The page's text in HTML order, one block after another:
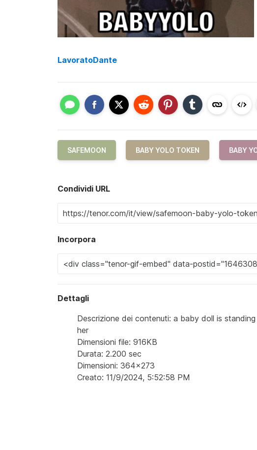
LavoratoDante
SAFEMOON BABY YOLO TOKEN BABY
Condividi URL
Incorpora
Dettagli
Descrizione dei contenuti: a baby doll is
her
Dimensioni file: 916KB
Durata: 2.200 sec
Dimensioni: 364x273
Creato: 11/9/2024, 5:52:58 PM